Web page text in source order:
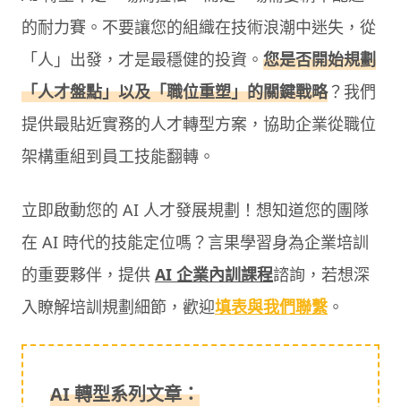
的耐力賽。不要讓您的組織在技術浪潮中迷失，從
「人」出發，才是最穩健的投資。 您是否開始規劃
「人才盤點」以及「職位重塑」的關鍵戰略？我們
提供最貼近實務的人才轉型方案，協助企業從職位
架構重組到員工技能翻轉。
立即啟動您的 AI 人才發展規劃！想知道您的團隊
在 AI 時代的技能定位嗎？言果學習身為企業培訓
的重要夥伴，提供 AI 企業內訓課程諮詢，若想深
入瞭解培訓規劃細節，歡迎填表與我們聯繫。
AI 轉型系列文章：